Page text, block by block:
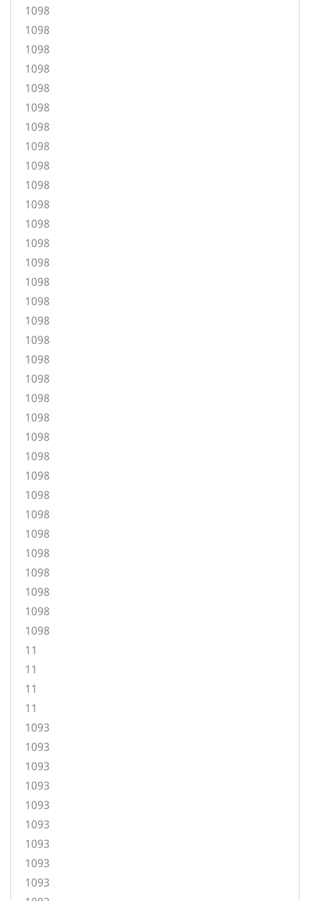
1098
1098
1098
1098
1098
1098
1098
1098
1098
1098
1098
1098
1098
1098
1098
1098
1098
1098
1098
1098
1098
1098
1098
1098
1098
1098
1098
1098
1098
1098
1098
1098
1098
11
11
11
11
1093
1093
1093
1093
1093
1093
1093
1093
1093